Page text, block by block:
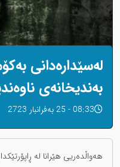
بەندیخانەی
08:33 - 25 بەفرانبار 2723